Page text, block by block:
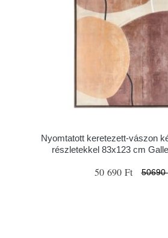
Nyomtatott keretezett-vászon
részletekkel 83x123 cm
50 690 Ft 50690